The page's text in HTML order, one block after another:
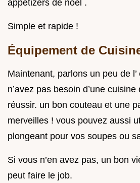
appetizers de noël .
Simple et rapide !
Équipement de
Maintenant, parlons un peu de
n’avez pas besoin d’une
réussir. un bon couteau et une
merveilles ! vous pouvez aussi
plongeant pour vos soupes ou
Si vous n’en avez pas, un bon
peut faire le job.